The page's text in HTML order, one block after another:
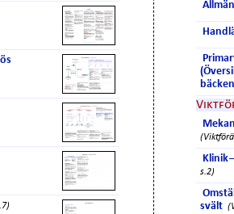
s.2)
svält